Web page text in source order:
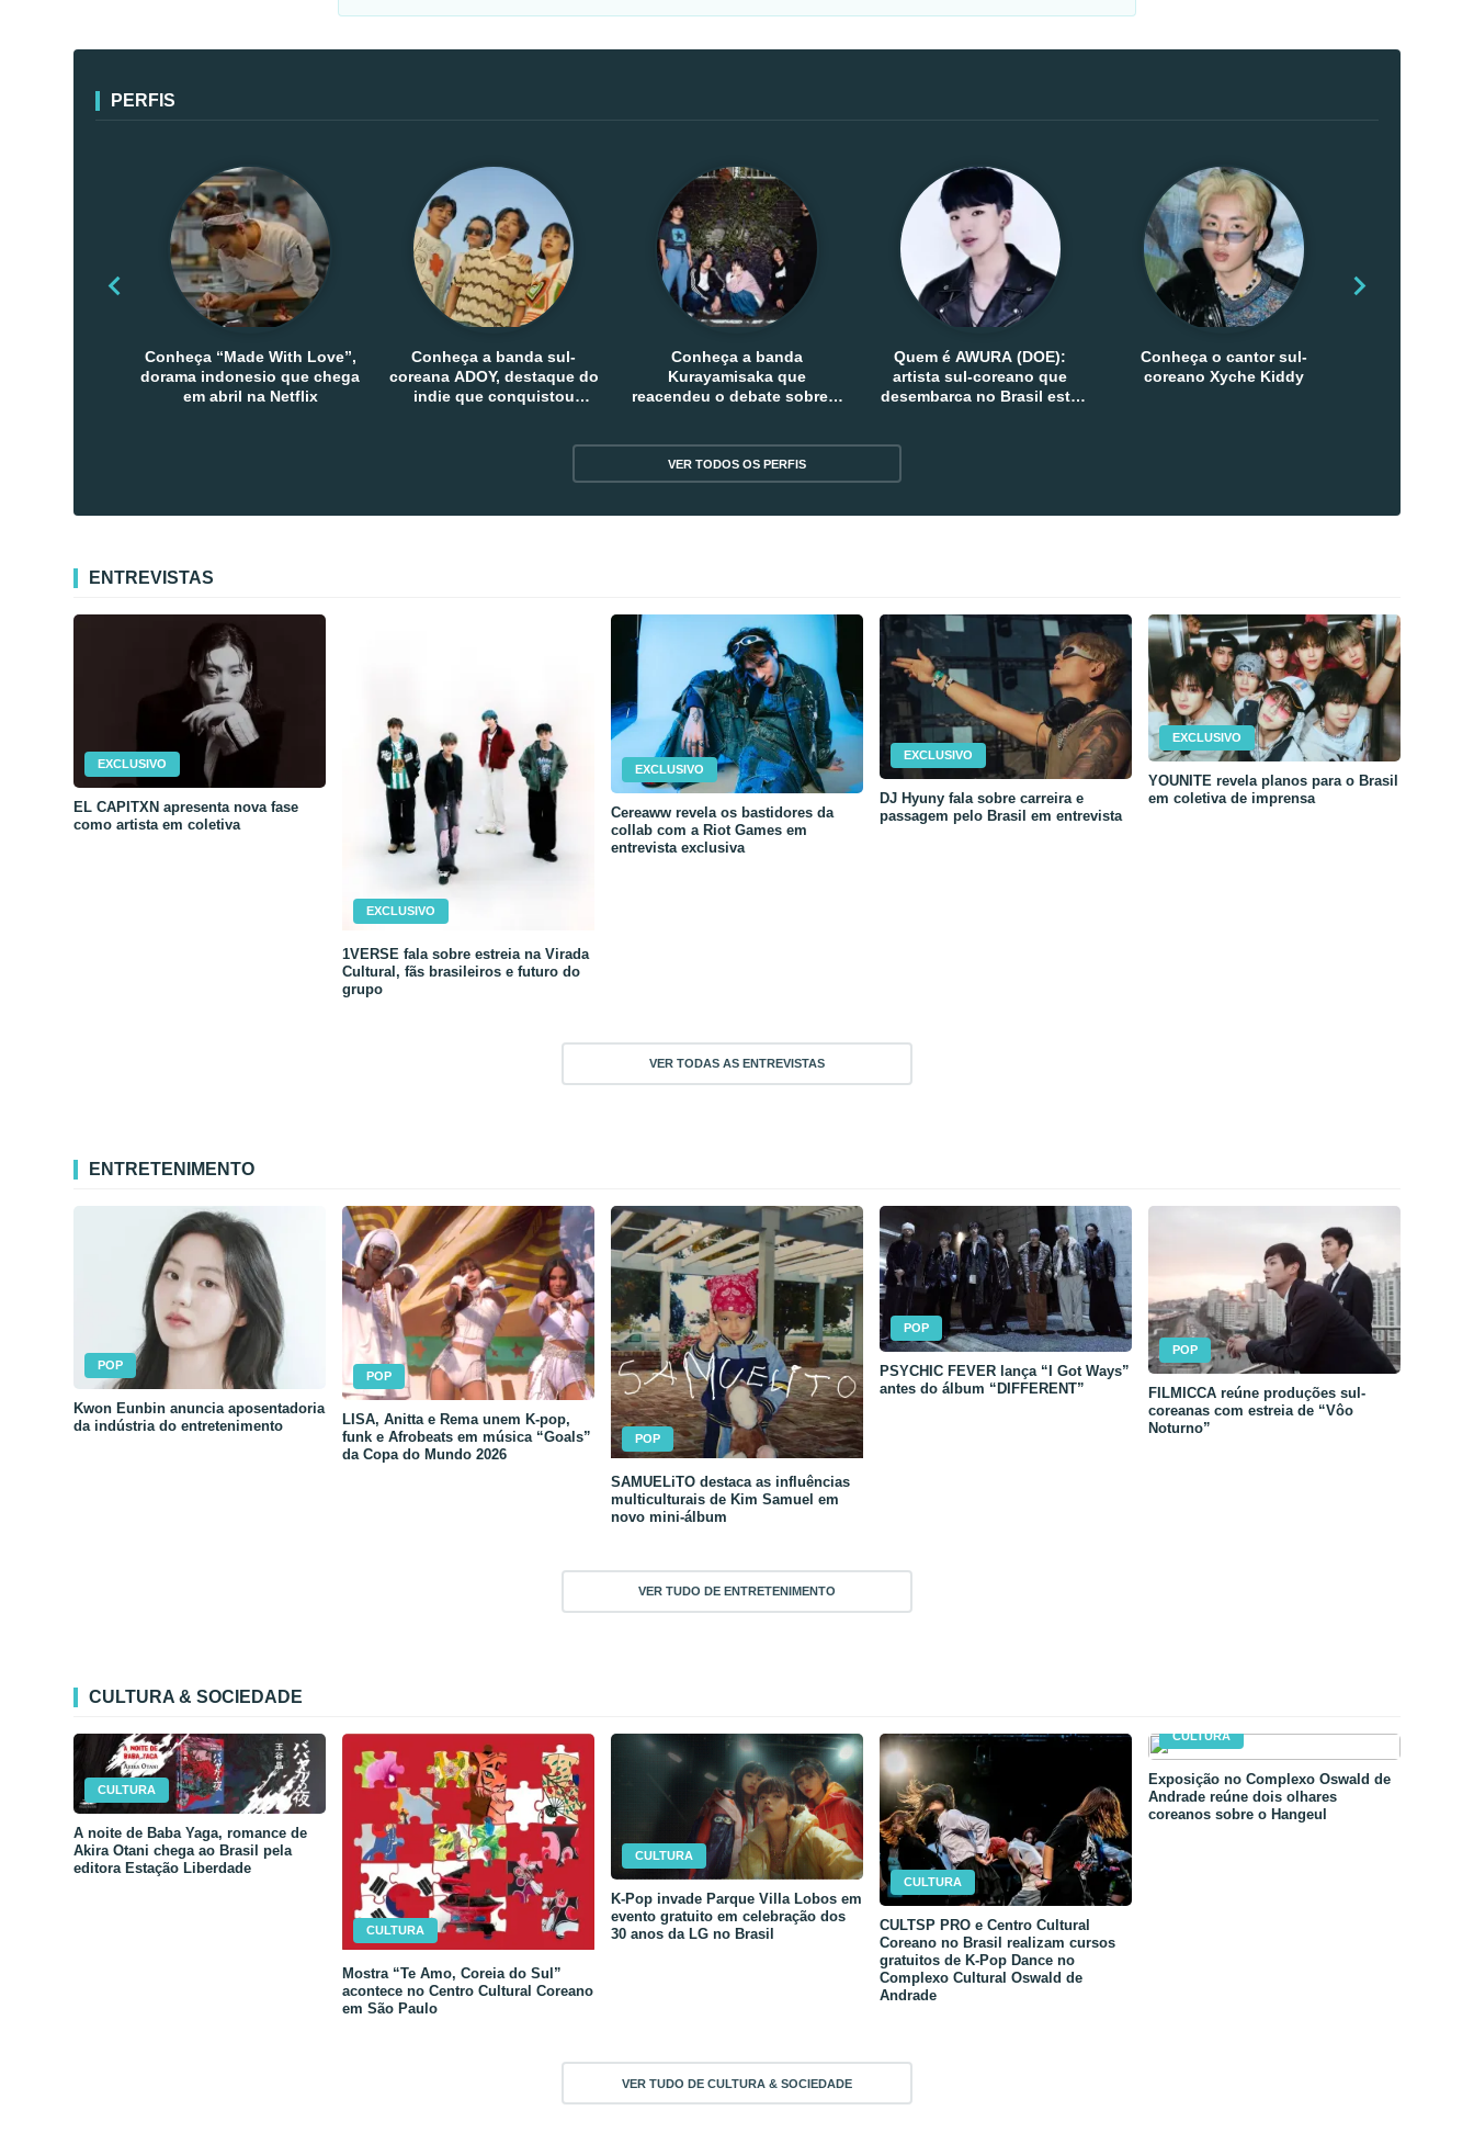
PERFIS
Conheça “Made With Love”,
dorama indonesio que chega
em abril na Netflix
Conheça a banda sul-
coreana ADOY, destaque do
indie que conquistou
Conheça a banda
Kurayamisaka que
reacendeu o debate sobre o
Quem é AWURA (DOE):
artista sul-coreano que
desembarca no Brasil esta
Conheça o cantor sul-
coreano Xyche Kiddy
VER TODOS OS PERFIS
ENTREVISTAS
EXCLUSIVO
EL CAPITXN apresenta nova fase
como artista em coletiva
EXCLUSIVO
1VERSE fala sobre estreia na Virada
Cultural, fãs brasileiros e futuro do
grupo
EXCLUSIVO
Cereaww revela os bastidores da
collab com a Riot Games em
entrevista exclusiva
EXCLUSIVO
DJ Hyuny fala sobre carreira e
passagem pelo Brasil em entrevista
EXCLUSIVO
YOUNITE revela planos para o Brasil
em coletiva de imprensa
VER TODAS AS ENTREVISTAS
ENTRETENIMENTO
POP
Kwon Eunbin anuncia aposentadoria
da indústria do entretenimento
POP
LISA, Anitta e Rema unem K-pop,
funk e Afrobeats em música “Goals”
da Copa do Mundo 2026
POP
SAMUELiTO destaca as influências
multiculturais de Kim Samuel em
novo mini-álbum
POP
PSYCHIC FEVER lança “I Got Ways”
antes do álbum “DIFFERENT”
POP
FILMICCA reúne produções sul-
coreanas com estreia de “Vôo
Noturno”
VER TUDO DE ENTRETENIMENTO
CULTURA & SOCIEDADE
CULTURA
A noite de Baba Yaga, romance de
Akira Otani chega ao Brasil pela
editora Estação Liberdade
CULTURA
Mostra “Te Amo, Coreia do Sul”
acontece no Centro Cultural Coreano
em São Paulo
CULTURA
K-Pop invade Parque Villa Lobos em
evento gratuito em celebração dos
30 anos da LG no Brasil
CULTURA
CULTSP PRO e Centro Cultural
Coreano no Brasil realizam cursos
gratuitos de K-Pop Dance no
Complexo Cultural Oswald de
Andrade
CULTURA
Exposição no Complexo Oswald de
Andrade reúne dois olhares
coreanos sobre o Hangeul
VER TUDO DE CULTURA & SOCIEDADE